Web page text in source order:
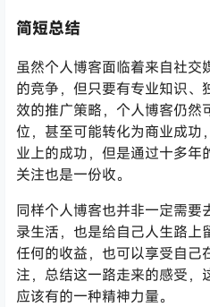
简短总结
虽然个人博客面临着来自社交
的竞争，但只要有专业知识、
效的推广策略，个人博客仍然
位，甚至可能转化为商业成功
业上的成功，但是通过十多年
关注也是一份收。
同样个人博客也并非一定需要
录生活，也是给自己人生路上
任何的收益，也可以享受自己
注，总结这一路走来的感受，
应该有的一种精神力量。